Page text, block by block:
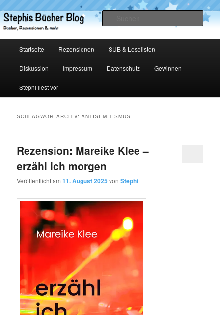
primären
Inhalt
sekundären
Inhalt
Stephis Bücher Blog
Startseite Rezensionen SUB & Leselisten
Diskussion Impressum Datenschutz Gewinnen
Stephi liest vor
SCHLAGWORTARCHIV:ANTISEMITISMUS
Rezension: Mareike Klee –
erzähl ich morgen
Veröffentlicht am11. August 2025 vonStephi